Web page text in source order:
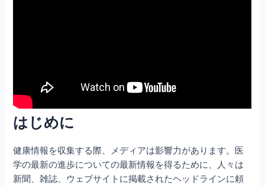
はじめに
健康情報を収集する際、メディアは影響力があります。医
学の最新の進歩についての最新情報を得るために、人々は
新聞、雑誌、ウェブサイトに掲載されたヘッドラインに頼